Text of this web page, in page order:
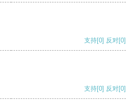
支持[0] 反对[0]
支持[0] 反对[0]